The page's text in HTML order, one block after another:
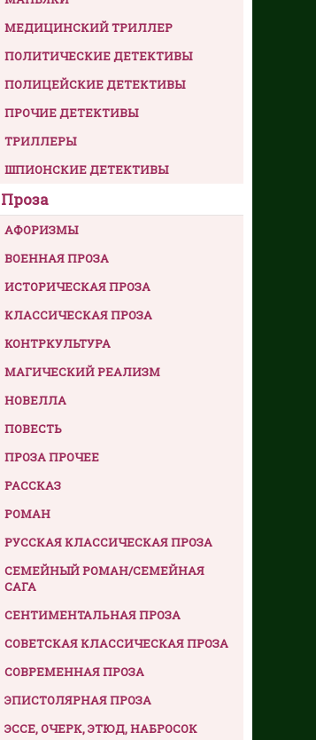
МЕДИЦИНСКИЙ ТРИЛЛЕР
ПОЛИТИЧЕСКИЕ ДЕТЕКТИВЫ
ПОЛИЦЕЙСКИЕ ДЕТЕКТИВЫ
ПРОЧИЕ ДЕТЕКТИВЫ
ТРИЛЛЕРЫ
ШПИОНСКИЕ ДЕТЕКТИВЫ
Проза
АФОРИЗМЫ
ВОЕННАЯ ПРОЗА
ИСТОРИЧЕСКАЯ ПРОЗА
КЛАССИЧЕСКАЯ ПРОЗА
КОНТРКУЛЬТУРА
МАГИЧЕСКИЙ РЕАЛИЗМ
НОВЕЛЛА
ПОВЕСТЬ
ПРОЗА ПРОЧЕЕ
РАССКАЗ
РОМАН
РУССКАЯ КЛАССИЧЕСКАЯ ПРОЗА
СЕМЕЙНЫЙ РОМАН/СЕМЕЙНАЯ
САГА
СЕНТИМЕНТАЛЬНАЯ ПРОЗА
СОВЕТСКАЯ КЛАССИЧЕСКАЯ ПРОЗА
СОВРЕМЕННАЯ ПРОЗА
ЭПИСТОЛЯРНАЯ ПРОЗА
ЭССЕ, ОЧЕРК, ЭТЮД, НАБРОСОК